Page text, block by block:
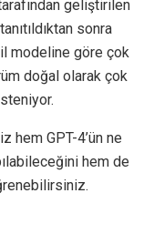
geliştirilen
sonra
modeline göre çok
doğal olarak çok
hem GPT-4’ün ne
hem de